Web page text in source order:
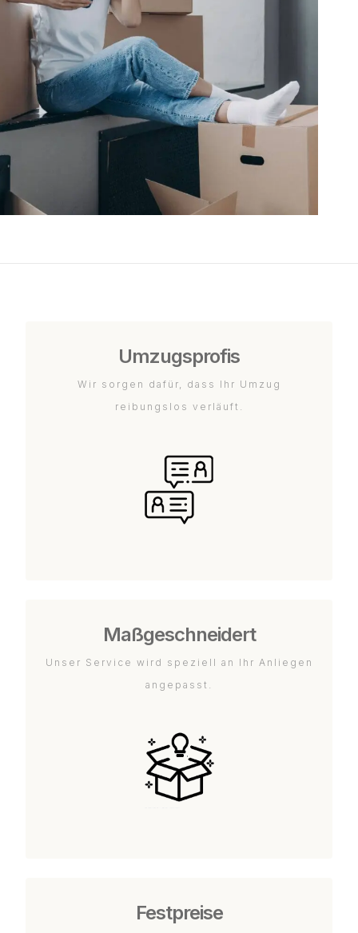
Umzugsprofis
Wir sorgen dafür, dass Ihr Umzug
reibungslos verläuft.
Maßgeschneidert
Unser Service wird speziell an Ihr Anliegen
angepasst.
Festpreise